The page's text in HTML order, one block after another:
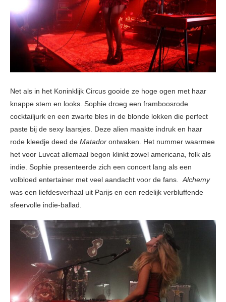
Net als in het Koninklijk Circus gooide ze hoge ogen met haar
knappe stem en looks. Sophie droeg een framboosrode
cocktailjurk en een zwarte bles in de blonde lokken die perfect
paste bij de sexy laarsjes. Deze alien maakte indruk en haar
rode kleedje deed de Matador ontwaken. Het nummer waarmee
het voor Luvcat allemaal begon klinkt zowel americana, folk als
indie. Sophie presenteerde zich een concert lang als een
volbloed entertainer met veel aandacht voor de fans.Alchemy
was een liefdesverhaal uit Parijs en een redelijk verbluffende
sfeervolle indie-ballad.